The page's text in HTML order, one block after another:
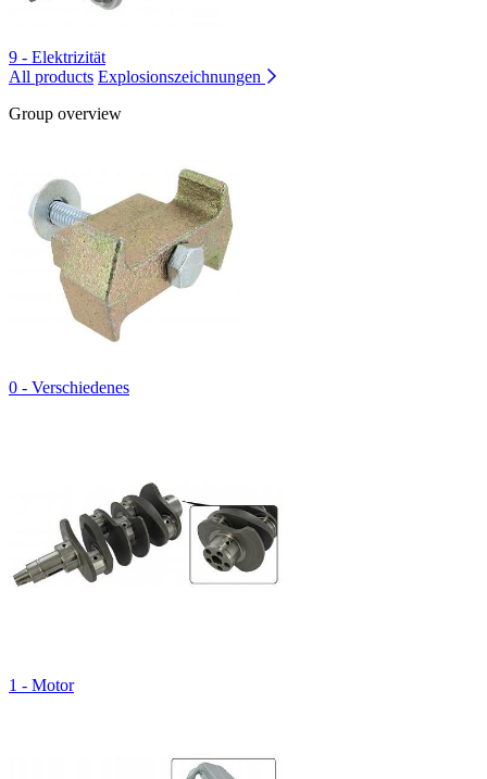
9 - Elektrizität
All products Explosionszeichnungen
Group overview
0 - Verschiedenes
1 - Motor